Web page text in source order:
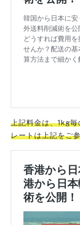
上記料金は、1kg
レートは上記をご